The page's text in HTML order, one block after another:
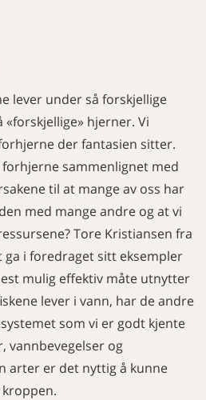
lever under så forskjellige
hjerner. Vi
der fantasien sitter.
sammenlignet med
til at mange av oss har
med mange andre og at vi
Tore Kristiansen fra
i foredraget sitt eksempler
mulig effektiv måte utnytter
lever i vann, har de andre
som vi er godt kjente
vannbevegelser og
arter er det nyttig å kunne